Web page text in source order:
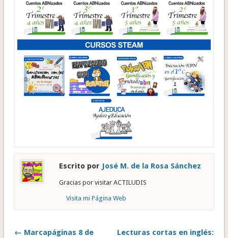
Escrito por José M. de la Rosa Sánchez
Gracias por visitar ACTILUDIS
Visita mi Página Web
← Marcapáginas 8 de
Lecturas cortas en inglés: